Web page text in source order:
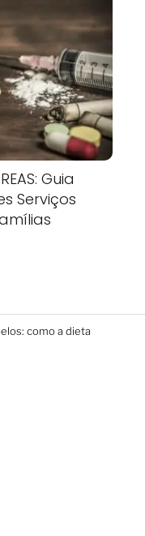
Guia
Serviços
como a dieta